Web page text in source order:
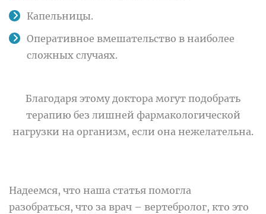
Капельницы.
Оперативное вмешательство в наиболее
сложных случаях.
Благодаря этому доктора могут подобрать
терапию без лишней фармакологической
нагрузки на организм, если она нежелательна.
Надеемся, что наша статья помогла
разобраться, что за врач – вертебролог, кто это